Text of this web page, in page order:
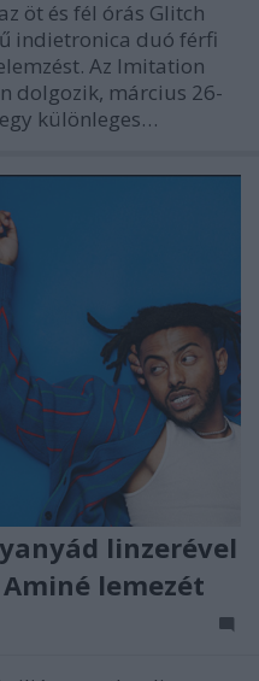
öt és fél órás Glitch
indietronica duó férfi
Az Imitation
dolgozik, március 26-
különleges…
linzerével
lemezét